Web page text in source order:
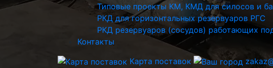
Типовые проекты КМ, КМД для силосов и
РКД для горизонтальных резервуаров РГС
РКД резервуаров (сосудов) работающих
Контакты
Карта поставок